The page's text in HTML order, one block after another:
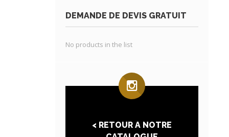
DEMANDE DE DEVIS GRATUIT
No products in the list
< RETOUR A NOTRE